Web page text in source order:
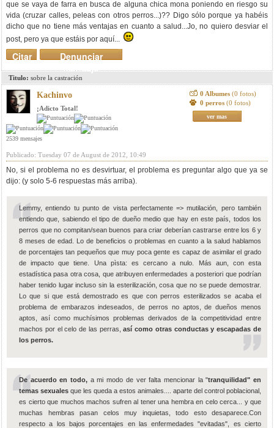
que se vaya de farra en busca de alguna chica mona poniendo en riesgo su
vida (cruzar calles, peleas con otros perros...)?? Digo sólo porque ya habéis
dicho que no tiene más ventajas en cuanto a salud...Jo, no quiero desviar el
post, pero ya que estáis por aquí...
Denunciar
mensaje
Citar
Titulo: sobre la castración
Kachinvo
¡Adicto Total!
2539 mensajes
0 Albumes (0 fotos)
0 perros (0 fotos)
ver mas
Publicado: Tuesday 07 de August de 2012, 10:49
No, si el problema no es desvirtuar, el problema es preguntar algo que ya se
dijo: (y solo 5-6 respuestas más arriba).
Lemmy, entiendo tu punto de vista perfectamente => mutilación, pero también
entiendo que, sabiendo el tipo de dueño medio que hay en este país, todos los
perros que no compitan/sean buenos para criar deberían castrarse entre los 6 y
8 meses de edad. Lo de beneficios o problemas en cuanto a la salud hablamos
de porcentajes tan pequeños que muy poca gente es capaz de asimilar el grado
de impacto que tiene. Una pìsta: es cercano a nulo. Más aun, con esta
estadística pasa otra cosa, que atribuyen enfermedades a posteriori que podrían
haber tenido lugar incluso sin la esterilización, cosa que no se puede demostrar.
Lo que si que está demostrado es que con perros esterilizados se acaba el
problema de embarazos indeseados, de perros no aptos, de dueños menos
aptos, así como muchísimos problemas derivados de la competitividad entre
machos por el celo de las perras,así como otras conductas y escapadas de
los perros.
De acuerdo en todo, a mi modo de ver falta mencionar la "tranquilidad" en
temas sexuales que les queda a estos animales.... aparte del control poblacional,
es cierto que muchos machos sufren al tener una hembra en celo cerca... y que
muchas hembras pasan celos muy inquietas, todo esto desaparece.Con
respecto a los bajos porcentajes en las enfermedades "evitadas", es cierto